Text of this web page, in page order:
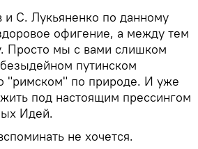
С. Лукьяненко по данному
офигение, а между тем
Просто мы с вами слишком
путинском
"римском" по природе. И уже
под настоящим прессингом
Идей.
не хочется.